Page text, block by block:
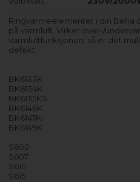
Ringvarmeelementet i din Beha
på varmluft. Virker over-/
varmluftfunksjonen, så er det
defekt.
BK6133K
BK6134K
BK6135KS
BK6146K
BK6147Ki
BK6149K
S600
S607
S610
S615